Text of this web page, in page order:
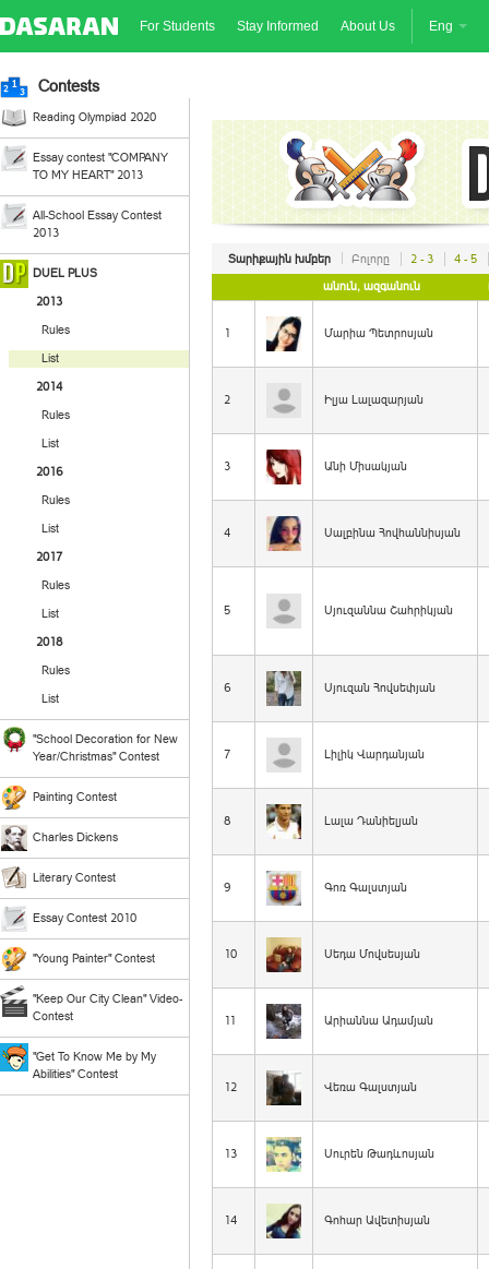
For Students Stay Informed About Us Eng
Contests
Reading Olympiad 2020
Essay contest "COMPANY
TO MY HEART" 2013
All-School Essay Contest
2013
DUEL PLUS
2013
Rules
List
2014
Rules
List
2016
Rules
List
2017
Rules
List
2018
Rules
List
"School Decoration for New
Year/Christmas" Contest
Painting Contest
Charles Dickens
Literary Contest
Essay Contest 2010
"Young Painter" Contest
"Keep Our City Clean" Video-
Contest
"Get To Know Me by My
Abilities" Contest
Տարիքային խմբեր Բոլորը 2 - 3
4 - 5
անուն, ազգանուն
1 Մարիա Պետրոսյան
2 Իլյա Լալազարյան
3 Անի Միսակյան
4 Սալբինա Հովհաննիսյան
5 Սյուզաննա Շահրիկյան
6 Սյուզան Հովսեփյան
7 Լիլիկ Վարդանյան
8 Լալա Դանիելյան
9 Գոռ Գալստյան
10 Սեդա Մովսեսյան
11 Արիաննա Ադամյան
12 Վեռա Գալստյան
13 Սուրեն Թադևոսյան
14 Գոհար Ավետիսյան